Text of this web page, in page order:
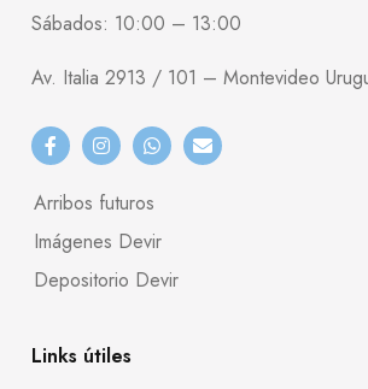
Sábados: 10:00 – 13:00
Av. Italia 2913 / 101 – Montevideo
Arribos futuros
Imágenes Devir
Depositorio Devir
Links útiles